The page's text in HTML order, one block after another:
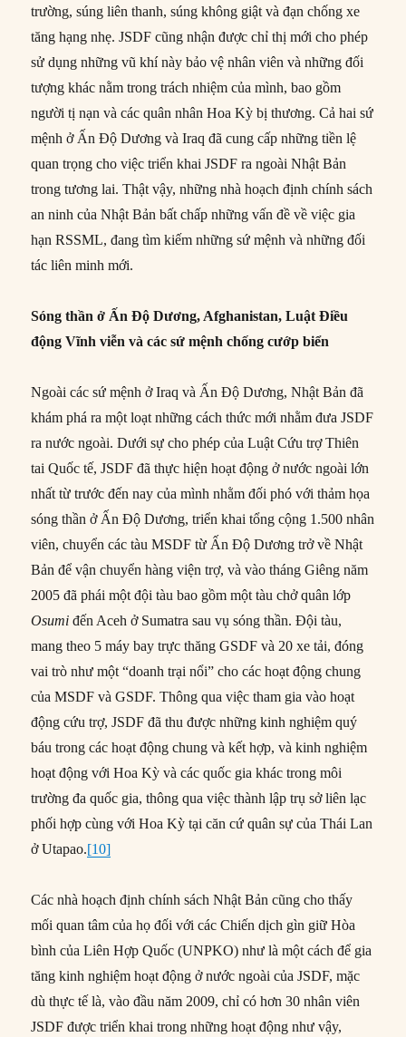
trường, súng liên thanh, súng không giật và đạn chống xe
tăng hạng nhẹ. JSDF cũng nhận được chỉ thị mới cho phép
sử dụng những vũ khí này bảo vệ nhân viên và những đối
tượng khác nằm trong trách nhiệm của mình, bao gồm
người tị nạn và các quân nhân Hoa Kỳ bị thương. Cả hai sứ
mệnh ở Ấn Độ Dương và Iraq đã cung cấp những tiền lệ
quan trọng cho việc triển khai JSDF ra ngoài Nhật Bản
trong tương lai. Thật vậy, những nhà hoạch định chính sách
an ninh của Nhật Bản bất chấp những vấn đề về việc gia
hạn RSSML, đang tìm kiếm những sứ mệnh và những đối
tác liên minh mới.
Sóng thần ở Ấn Độ Dương, Afghanistan, Luật Điều
động Vĩnh viễn và các sứ mệnh chống cướp biển
Ngoài các sứ mệnh ở Iraq và Ấn Độ Dương, Nhật Bản đã
khám phá ra một loạt những cách thức mới nhằm đưa JSDF
ra nước ngoài. Dưới sự cho phép của Luật Cứu trợ Thiên
tai Quốc tế, JSDF đã thực hiện hoạt động ở nước ngoài lớn
nhất từ trước đến nay của mình nhằm đối phó với thảm họa
sóng thần ở Ấn Độ Dương, triển khai tổng cộng 1.500 nhân
viên, chuyển các tàu MSDF từ Ấn Độ Dương trở về Nhật
Bản để vận chuyển hàng viện trợ, và vào tháng Giêng năm
2005 đã phái một đội tàu bao gồm một tàu chở quân lớp
Osumi đến Aceh ở Sumatra sau vụ sóng thần. Đội tàu,
mang theo 5 máy bay trực thăng GSDF và 20 xe tải, đóng
vai trò như một “doanh trại nổi” cho các hoạt động chung
của MSDF và GSDF. Thông qua việc tham gia vào hoạt
động cứu trợ, JSDF đã thu được những kinh nghiệm quý
báu trong các hoạt động chung và kết hợp, và kinh nghiệm
hoạt động với Hoa Kỳ và các quốc gia khác trong môi
trường đa quốc gia, thông qua việc thành lập trụ sở liên lạc
phối hợp cùng với Hoa Kỳ tại căn cứ quân sự của Thái Lan
ở Utapao.[10]
Các nhà hoạch định chính sách Nhật Bản cũng cho thấy
mối quan tâm của họ đối với các Chiến dịch gìn giữ Hòa
bình của Liên Hợp Quốc (UNPKO) như là một cách để gia
tăng kinh nghiệm hoạt động ở nước ngoài của JSDF, mặc
dù thực tế là, vào đầu năm 2009, chỉ có hơn 30 nhân viên
JSDF được triển khai trong những hoạt động như vậy,